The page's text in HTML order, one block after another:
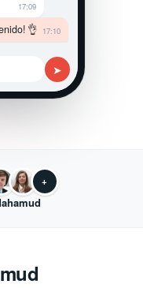
17:09
👌 17:10
➤
+